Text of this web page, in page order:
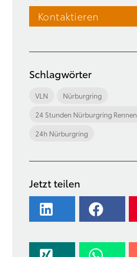
Kontaktieren
Schlagwörter
VLN Nürburgring
24 Stunden Nürburgring Rennen
24h Nürburgring
Jetzt teilen